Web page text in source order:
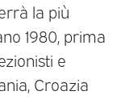
la più
1980, prima
e
Croazia